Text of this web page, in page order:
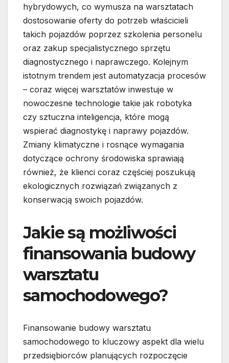
hybrydowych, co wymusza na warsztatach
dostosowanie oferty do potrzeb właścicieli
takich pojazdów poprzez szkolenia personelu
oraz zakup specjalistycznego sprzętu
diagnostycznego i naprawczego. Kolejnym
istotnym trendem jest automatyzacja procesów
– coraz więcej warsztatów inwestuje w
nowoczesne technologie takie jak robotyka
czy sztuczna inteligencja, które mogą
wspierać diagnostykę i naprawy pojazdów.
Zmiany klimatyczne i rosnące wymagania
dotyczące ochrony środowiska sprawiają
również, że klienci coraz częściej poszukują
ekologicznych rozwiązań związanych z
konserwacją swoich pojazdów.
Jakie są możliwości
finansowania budowy
warsztatu
samochodowego?
Finansowanie budowy warsztatu
samochodowego to kluczowy aspekt dla wielu
przedsiębiorców planujących rozpoczęcie